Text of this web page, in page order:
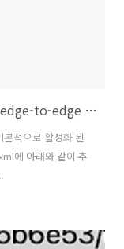
Android SDK 15를 타겟으로 하는 앱의 edge-to-edge 기능 해제 방법
적으로 활성화 된
에 아래와 같이 추